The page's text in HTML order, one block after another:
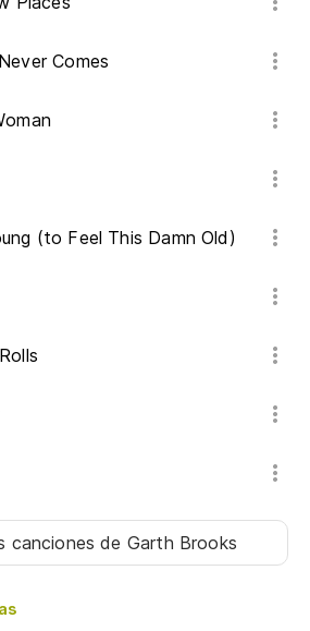
Comes
(to Feel This Damn Old)
cancionesde Garth Brooks